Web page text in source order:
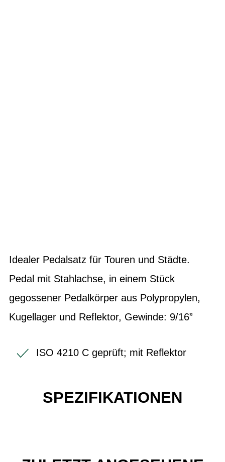
Idealer Pedalsatz für Touren und Städte.
Pedal mit Stahlachse, in einem Stück
gegossener Pedalkörper aus Polypropylen,
Kugellager und Reflektor, Gewinde: 9/16”
ISO 4210 C geprüft; mit Reflektor
SPEZIFIKATIONEN